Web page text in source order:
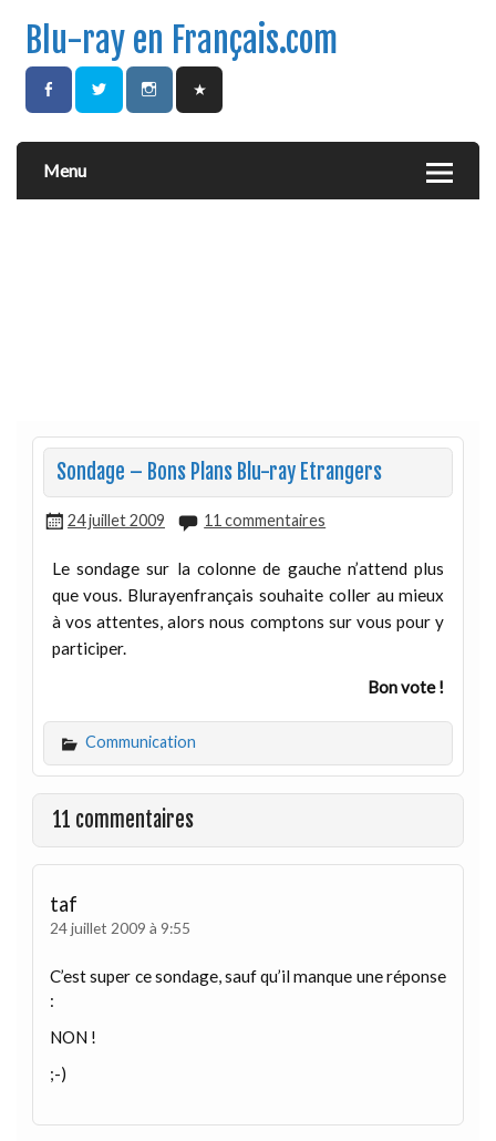
Blu-ray en Français.com
Menu
Sondage – Bons Plans Blu-ray Etrangers
24 juillet 2009 11 commentaires
Le sondage sur la colonne de gauche n’attend plus
que vous. Blurayenfrançais souhaite coller au mieux
à vos attentes, alors nous comptons sur vous pour y
participer.
Bon vote !
Communication
11 commentaires
taf
24 juillet 2009 à 9:55
C’est super ce sondage, sauf qu’il manque une réponse
:
NON !
;-)